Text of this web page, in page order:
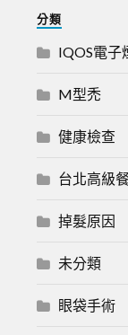
分類
IQOS電子
M型禿
健康檢查
台北高級
掉髮原因
未分類
眼袋手術